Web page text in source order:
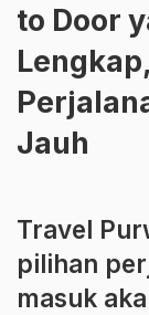
to Door
Jauh
Travel
pilihan
masuk